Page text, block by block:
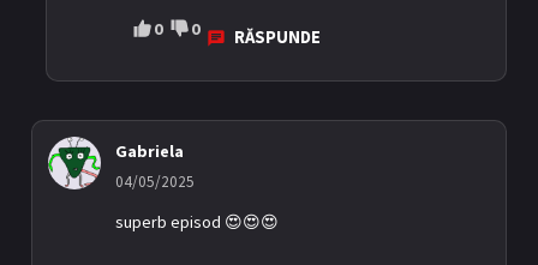
0 0 RĂSPUNDE
Gabriela
04/05/2025
superb episod 😍😍😍